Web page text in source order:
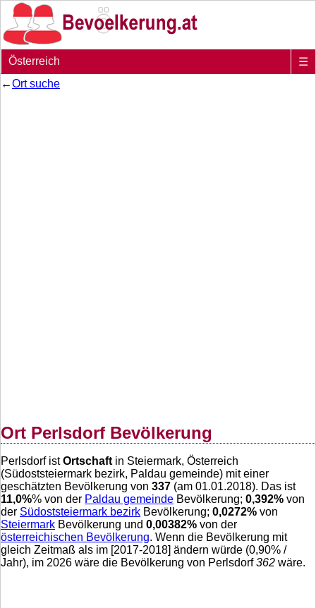
Österreich
☰
←Ort suche
Ort Perlsdorf Bevölkerung
Perlsdorf istOrtschaft in Steiermark, Österreich
(Südoststeiermark bezirk, Paldau gemeinde) mit einer
geschätzten Bevölkerung von 337 (am 01.01.2018). Das ist
11,0%% von der Paldau gemeinde Bevölkerung; 0,392% von
der Südoststeiermark bezirk Bevölkerung; 0,0272% von
Steiermark Bevölkerung und 0,00382% von der
österreichischen Bevölkerung. Wenn die Bevölkerung mit
gleich Zeitmaß als im [2017-2018] ändern würde (0,90% /
Jahr), im 2026 wäre die Bevölkerung von Perlsdorf362 wäre.